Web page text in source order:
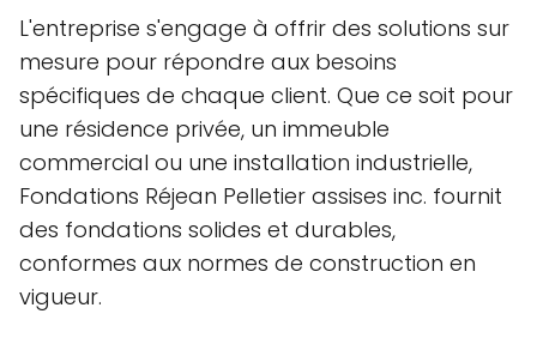
L'entreprise s'engage à offrir des solutions sur
mesure pour répondre aux besoins
spécifiques de chaque client. Que ce soit pour
une résidence privée, un immeuble
commercial ou une installation industrielle,
Fondations Réjean Pelletier assises inc. fournit
des fondations solides et durables,
conformes aux normes de construction en
vigueur.